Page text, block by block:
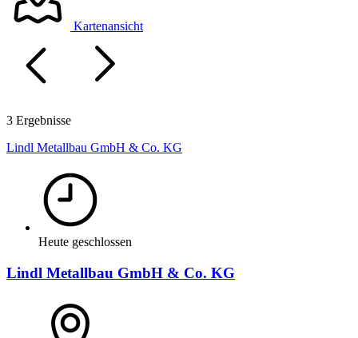
Kartenansicht
3 Ergebnisse
Lindl Metallbau GmbH & Co. KG
Heute geschlossen
Lindl Metallbau GmbH & Co. KG